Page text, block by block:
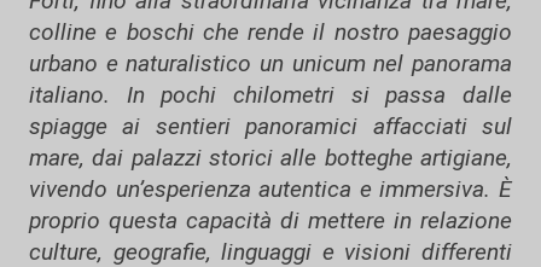
colline e boschi che rende il nostro paesaggio
urbano e naturalistico un unicum nel panorama
italiano. In pochi chilometri si passa dalle
spiagge ai sentieri panoramici affacciati sul
mare, dai palazzi storici alle botteghe artigiane,
vivendo un’esperienza autentica e immersiva. È
proprio questa capacità di mettere in relazione
culture, geografie, linguaggi e visioni differenti